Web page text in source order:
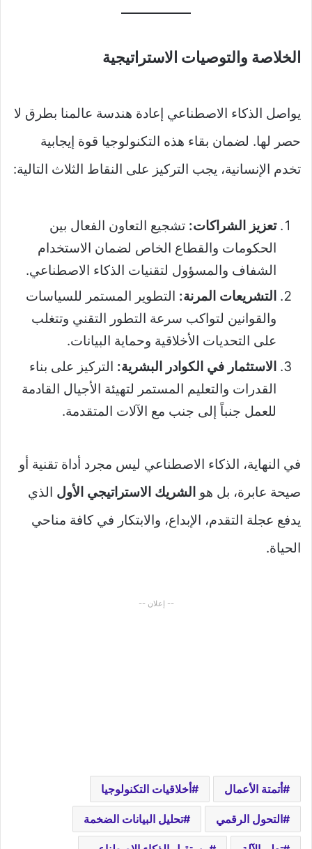
الخلاصة والتوصيات الاستراتيجية
يواصل الذكاء الاصطناعي إعادة هندسة عالمنا بطرق لا
حصر لها. لضمان بقاء هذه التكنولوجيا قوة إيجابية
تخدم الإنسانية، يجب التركيز على النقاط الثلاث التالية:
تعزيز الشراكات: تشجيع التعاون الفعال بين
الحكومات والقطاع الخاص لضمان الاستخدام
الشفاف والمسؤول لتقنيات الذكاء الاصطناعي.
التشريعات المرنة: التطوير المستمر للسياسات
والقوانين لتواكب سرعة التطور التقني وتتغلب
على التحديات الأخلاقية وحماية البيانات.
الاستثمار في الكوادر البشرية: التركيز على بناء
القدرات والتعليم المستمر لتهيئة الأجيال القادمة
للعمل جنباً إلى جنب مع الآلات المتقدمة.
في النهاية، الذكاء الاصطناعي ليس مجرد أداة تقنية أو
صيحة عابرة، بل هو الشريك الاستراتيجي الأول الذي
يدفع عجلة التقدم، الإبداع، والابتكار في كافة مناحي
الحياة.
-- إعلان --
أتمتة الأعمال أخلاقيات التكنولوجيا
التحول الرقمي تحليل البيانات الضخمة